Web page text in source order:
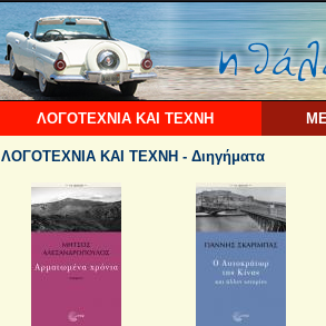
ΛΟΓΟΤΕΧΝΙΑ ΚΑΙ ΤΕΧΝΗ
ΛΟΓΟΤΕΧΝΙΑ ΚΑΙ ΤΕΧΝΗ - Διηγήματα